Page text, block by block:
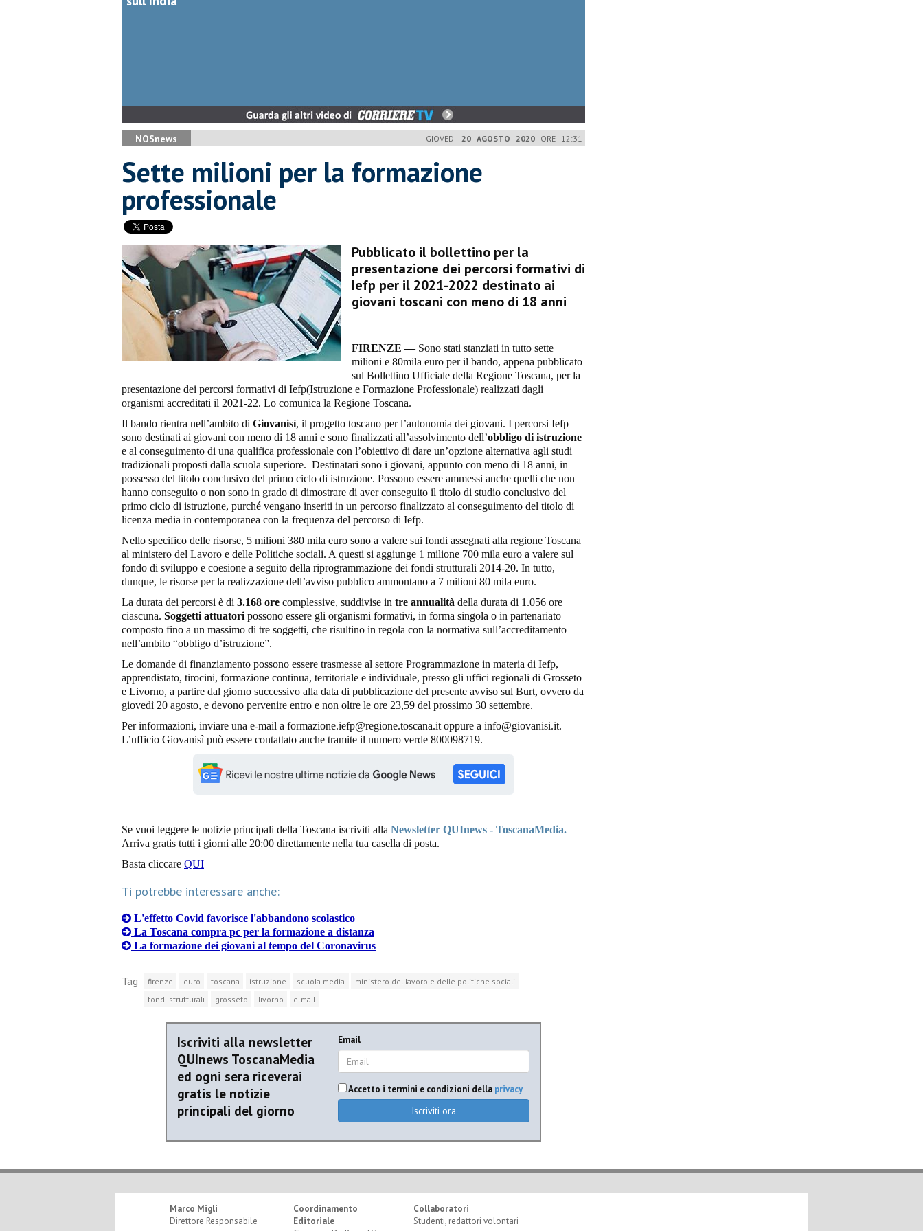
NOSnews GIOVEDÌ 20 AGOSTO 2020 ORE 12:31
Sette milioni per la formazione
professionale
Pubblicato il bollettino per la
presentazione dei percorsi formativi di
Iefp per il 2021-2022 destinato ai
giovani toscani con meno di 18 anni
FIRENZE — Sono stati stanziati in tutto sette
milioni e 80mila euro per il bando, appena pubblicato
sul Bollettino Ufficiale della Regione Toscana, per la
presentazione dei percorsi formativi di Iefp(Istruzione e Formazione Professionale) realizzati dagli
organismi accreditati il 2021-22. Lo comunica la Regione Toscana.
Il bando rientra nell’ambito di Giovanisì, il progetto toscano per l’autonomia dei giovani. I percorsi Iefp
sono destinati ai giovani con meno di 18 anni e sono finalizzati all’assolvimento dell’obbligo di istruzione
e al conseguimento di una qualifica professionale con l’obiettivo di dare un’opzione alternativa agli studi
tradizionali proposti dalla scuola superiore. Destinatari sono i giovani, appunto con meno di 18 anni, in
possesso del titolo conclusivo del primo ciclo di istruzione. Possono essere ammessi anche quelli che non
hanno conseguito o non sono in grado di dimostrare di aver conseguito il titolo di studio conclusivo del
primo ciclo di istruzione, purché vengano inseriti in un percorso finalizzato al conseguimento del titolo di
licenza media in contemporanea con la frequenza del percorso di Iefp.
Nello specifico delle risorse, 5 milioni 380 mila euro sono a valere sui fondi assegnati alla regione Toscana
al ministero del Lavoro e delle Politiche sociali. A questi si aggiunge 1 milione 700 mila euro a valere sul
fondo di sviluppo e coesione a seguito della riprogrammazione dei fondi strutturali 2014-20. In tutto,
dunque, le risorse per la realizzazione dell’avviso pubblico ammontano a 7 milioni 80 mila euro.
La durata dei percorsi è di 3.168 ore complessive, suddivise in tre annualità della durata di 1.056 ore
ciascuna. Soggetti attuatori possono essere gli organismi formativi, in forma singola o in partenariato
composto fino a un massimo di tre soggetti, che risultino in regola con la normativa sull’accreditamento
nell’ambito “obbligo d’istruzione”.
Le domande di finanziamento possono essere trasmesse al settore Programmazione in materia di Iefp,
apprendistato, tirocini, formazione continua, territoriale e individuale, presso gli uffici regionali di Grosseto
e Livorno, a partire dal giorno successivo alla data di pubblicazione del presente avviso sul Burt, ovvero da
giovedì 20 agosto, e devono pervenire entro e non oltre le ore 23,59 del prossimo 30 settembre.
Per informazioni, inviare una e-mail a formazione.iefp@regione.toscana.it oppure a info@giovanisi.it.
L’ufficio Giovanisì può essere contattato anche tramite il numero verde 800098719.
Se vuoi leggere le notizie principali della Toscana iscriviti alla Newsletter QUInews - ToscanaMedia.
Arriva gratis tutti i giorni alle 20:00 direttamente nella tua casella di posta.
Basta cliccare QUI
Ti potrebbe interessare anche:
L'effetto Covid favorisce l'abbandono scolastico
La Toscana compra pc per la formazione a distanza
La formazione dei giovani al tempo del Coronavirus
Tag firenze euro toscana istruzione scuola media
ministero del lavoro e delle politiche sociali
fondi strutturali
grosseto livorno e-mail
Iscriviti alla newsletter
QUInews ToscanaMedia
ed ogni sera riceverai
gratis le notizie
principali del giorno
Email
Accetto i termini e condizioni della privacy
Iscriviti ora
Marco Migli
Direttore Responsabile
Coordinamento
Editoriale
Collaboratori
Studenti, redattori volontari